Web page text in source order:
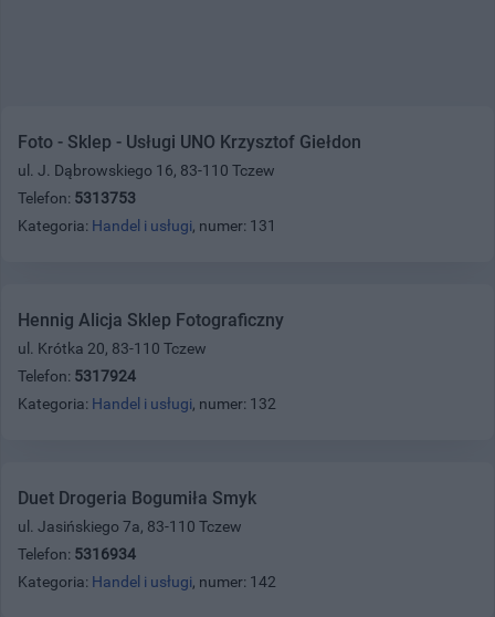
Foto - Sklep - Usługi UNO Krzysztof Giełdon
ul. J. Dąbrowskiego 16, 83-110 Tczew
Telefon: 5313753
Kategoria: Handel i usługi, numer: 131
Hennig Alicja Sklep Fotograficzny
ul. Krótka 20, 83-110 Tczew
Telefon: 5317924
Kategoria: Handel i usługi, numer: 132
Duet Drogeria Bogumiła Smyk
ul. Jasińskiego 7a, 83-110 Tczew
Telefon: 5316934
Kategoria: Handel i usługi, numer: 142